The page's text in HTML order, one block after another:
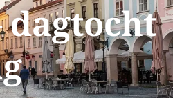
dagtocht